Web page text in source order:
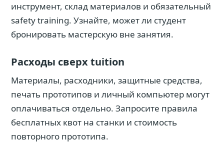
инструмент, склад материалов и обязательный
safety training. Узнайте, может ли студент
бронировать мастерскую вне занятия.
Расходы сверх tuition
Материалы, расходники, защитные средства,
печать прототипов и личный компьютер могут
оплачиваться отдельно. Запросите правила
бесплатных квот на станки и стоимость
повторного прототипа.